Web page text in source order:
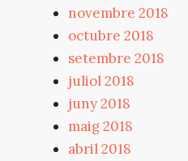
novembre 2018
octubre 2018
setembre 2018
juliol 2018
juny 2018
maig 2018
abril 2018